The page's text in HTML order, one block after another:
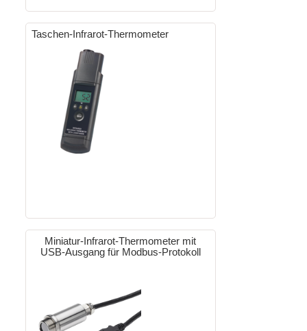
Taschen-Infrarot-Thermometer
Miniatur-Infrarot-Thermometer mit
USB-Ausgang für Modbus-Protokoll